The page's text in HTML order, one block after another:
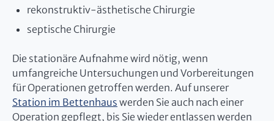
rekonstruktiv-ästhetische Chirurgie
septische Chirurgie
Die stationäre Aufnahme wird nötig, wenn
umfangreiche Untersuchungen und Vorbereitungen
für Operationen getroffen werden. Auf unserer
Station im Bettenhaus werden Sie auch nach einer
Operation gepflegt, bis Sie wieder entlassen werden